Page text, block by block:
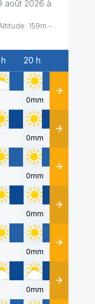
août 2026 à
159m -
20 h
0mm Détails
0mm Détails
0mm Détails
0mm Détails
0mm Détails
0mm Détails